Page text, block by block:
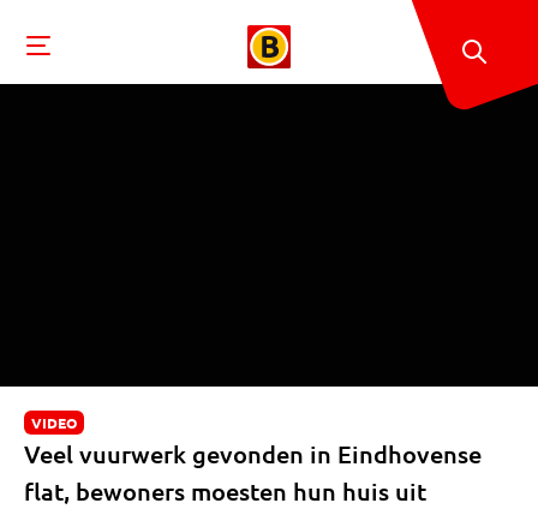
VIDEO
Veel vuurwerk gevonden in Eindhovense
flat, bewoners moesten hun huis uit